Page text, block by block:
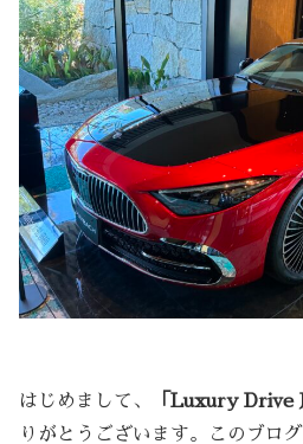
はじめまして、 「Luxury Drive
りがとうございます。このブロ